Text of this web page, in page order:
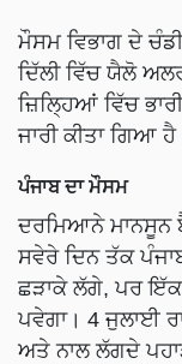
ਮੌਸਮ ਵਿਭਾਗ ਦੇ
ਦਿੱਲੀ ਵਿੱਚ ਯੈਲੋ
ਜ਼ਿਲ੍ਹਿਆਂ ਵਿੱਚ
ਜਾਰੀ ਕੀਤਾ ਗਿਆ
ਪੰਜਾਬ ਦਾ ਮੌਸਮ
ਦਰਮਿਆਨੇ ਮਾਨਸੂਨ
ਸਵੇਰੇ ਦਿਨ ਤੱਕ
ਛੜਾਕੇ ਲੱਗੇ, ਪਰ ਇੱਕ
ਪਵੇਗਾ। 4 ਜੁਲਾਈ
ਅਤੇ ਨਾਲ ਲੱਗਦੇ